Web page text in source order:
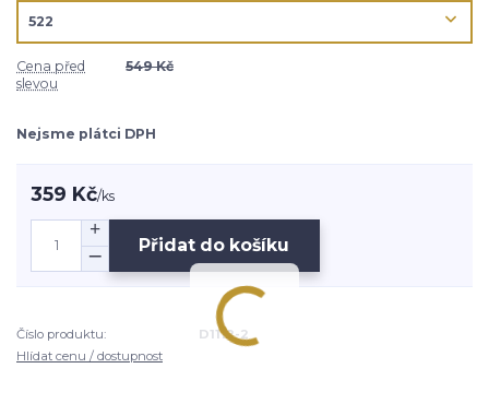
Cena před
slevou
549 Kč
Nejsme plátci DPH
359 Kč/ks
Přidat do košíku
Číslo produktu:
D1112-2
Hlídat cenu / dostupnost